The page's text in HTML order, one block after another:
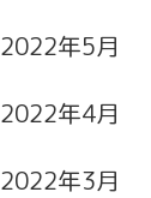
2022年5月
2022年4月
2022年3月